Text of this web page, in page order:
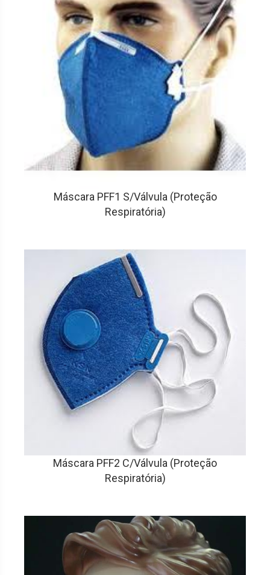
Máscara PFF1 S/Válvula (Proteção
Respiratória)
Máscara PFF2 C/Válvula (Proteção
Respiratória)